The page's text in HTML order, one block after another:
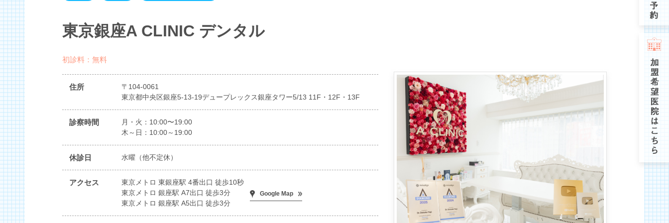
東京銀座A CLINIC デンタル
初診料：無料
住所
〒104-0061
東京都中央区銀座5-13-19デュープレックス銀座タワー5/13 11F・12F・13F
診察時間
月・火：10:00〜19:00
木～日：10:00～19:00
休診日 水曜（他不定休）
アクセス
東京メトロ 東銀座駅 4番出口 徒歩10秒
東京メトロ 銀座駅 A7出口 徒歩3分
東京メトロ 銀座駅 A5出口 徒歩3分
Google Map